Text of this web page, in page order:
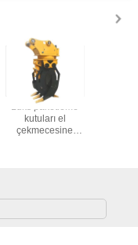
Lüks paketleme
kutuları el
çekmecesine